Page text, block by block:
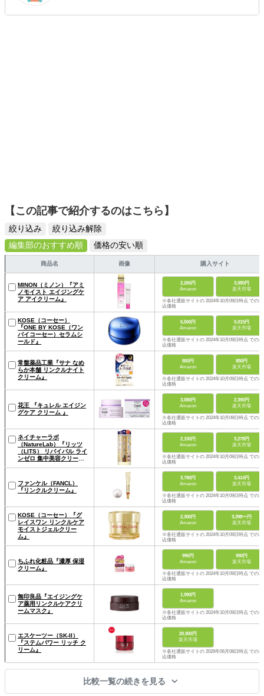
【この記事で紹介するのはこちら】
絞り込み
絞り込み解除
編集部のおすすめ順
価格の安い順
商品名 画像 購入サイト
MINON（ミノン）『アミ
ノモイスト エイジングケ
ア アイクリーム』
2,265円
Amazon
3,080円
楽天市場
※各社通販サイトの 2024年10月09日時点 での税
込価格
KOSE（コーセー）
『ONE BY KOSE（ワン
バイコーセー）セラムシ
ールド』
5,500円
Amazon
5,015円
楽天市場
※各社通販サイトの 2024年10月09日時点 での税
込価格
常盤薬品工業『サナ なめ
らか本舗 リンクルナイト
クリーム』
800円
Amazon
880円
楽天市場
※各社通販サイトの 2024年10月09日時点 での税
込価格
花王 『キュレル エイジン
グケア クリーム 』
3,080円
Amazon
2,390円
楽天市場
※各社通販サイトの 2024年10月09日時点 での税
込価格
ネイチャーラボ
（NatureLab）『リッツ
（LITS） リバイバル ライ
ンゼロ 集中美容クリー
2,150円
Amazon
3,278円
楽天市場
※各社通販サイトの 2024年10月09日時点 での税
込価格
ファンケル（FANCL）
『リンクルクリーム』
3,780円
Amazon
3,414円
楽天市場
※各社通販サイトの 2024年10月09日時点 での税
込価格
KOSE（コーセー）『グ
レイスワン リンクルケア
モイストジェルクリー
ム』
2,300円
Amazon
3,398〜円
楽天市場
※各社通販サイトの 2024年10月09日時点 での税
込価格
ちふれ化粧品『濃厚 保湿
クリーム』
990円
Amazon
990円
楽天市場
※各社通販サイトの 2024年10月09日時点 での税
込価格
無印良品『エイジングケ
ア薬用リンクルケアクリ
ームマスク』
1,990円
Amazon
※各社通販サイトの 2024年10月09日時点 での税
込価格
エスケーツー（SK-II）
『ステムパワー リッチ ク
リーム』
20,900円
楽天市場
※各社通販サイトの 2026年06月08日時点 での税
込価格
比較一覧の続きを見る